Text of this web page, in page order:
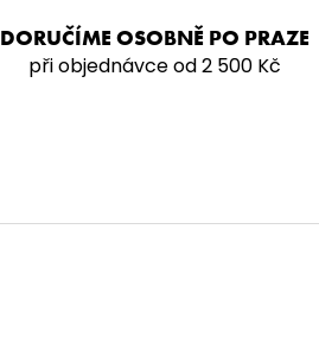
DORUČÍME OSOBNĚ PO PRAZE
při objednávce od 2 500 Kč